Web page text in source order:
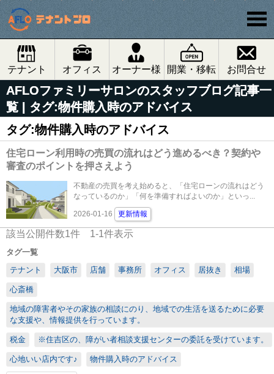
テナント オフィス オーナー様 開業・移転 お問合せ
AFLOファミリーサロンのスタッフブログ記事一
覧 | タグ:物件購入時のアドバイス
タグ:物件購入時のアドバイス
住宅ローン利用時の売買の流れはどう進めるべき？契約や
審査のポイントを押さえよう
不動産の売買を考え始めると、「住宅ローンの流れはどう
なっているのか」「何を準備すればよいのか」といっ...
2026-01-16 更新情報
該当公開件数1件 1-1件表示
タグ一覧
テナント
大阪市 店舗 事務所 オフィス 居抜き 相場
心斎橋
地域の障害者やその家族の相談にのり、地域での生活を送るために必要
な支援や、情報提供を行っています。
税金 ※住吉区の、障がい者相談支援センターの委託を受けています。
心地いい店内です♪ 物件購入時のアドバイス